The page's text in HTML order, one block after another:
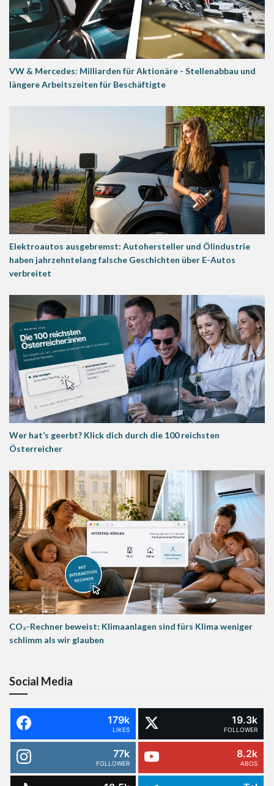
VW & Mercedes: Milliarden für Aktionäre - Stellenabbau und
längere Arbeitszeiten für Beschäftigte
Elektroautos ausgebremst: Autohersteller und Ölindustrie
haben jahrzehntelang falsche Geschichten über E-Autos
verbreitet
Wer hat’s geerbt? Klick dich durch die 100 reichsten
Österreicher
CO₂-Rechner beweist: Klimaanlagen sind fürs Klima weniger
schlimm als wir glauben
Social Media
179k
LIKES
19.3k
FOLLOWER
77k
FOLLOWER
8.2k
ABOS